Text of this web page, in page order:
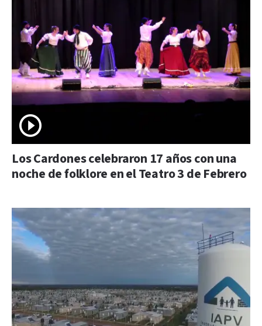
Los Cardones celebraron 17 años con una
noche de folklore en el Teatro 3 de Febrero